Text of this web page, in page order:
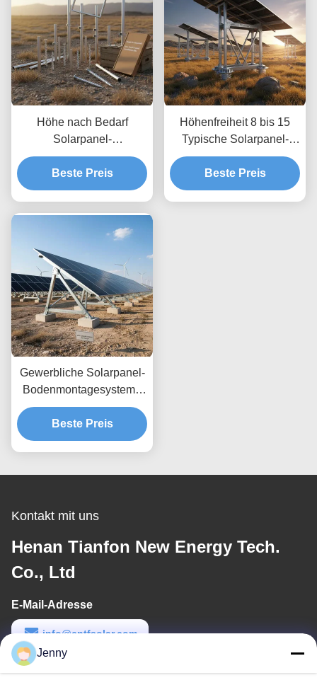
Höhe nach Bedarf
Solarpanel-
Bodenmontagesysteme,
die unbegrenzte Tiefe
ermöglichen,
Bodenverankerung
Beste Preis
Höhenfreiheit 8 bis 15
Typische Solarpanel-
Bodenmontagesysteme
optimiert für Windlasten
bis zu 80 m pro Sekunde
Beste Preis
Gewerbliche Solarpanel-
Bodenmontagesysteme
Windlast bis 80 m/s
Entwickelt für maximale
Windbeständigkeit und
Beste Preis
Kontakt mit uns
Henan Tianfon New Energy Tech.
Co., Ltd
E-Mail-Adresse
info@cntfsolar.com
Arbeitszeit
Jenny